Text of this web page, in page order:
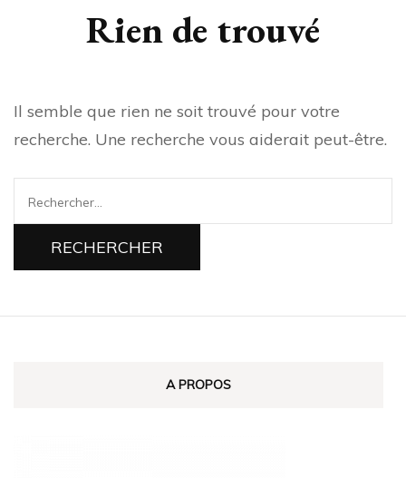
Rien de trouvé
Il semble que rien ne soit trouvé pour votre
recherche. Une recherche vous aiderait peut-être.
A PROPOS